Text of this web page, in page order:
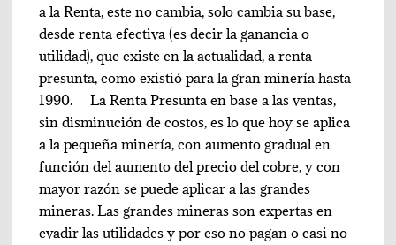
a la Renta, este no cambia, solo cambia su base,
desde renta efectiva (es decir la ganancia o
utilidad), que existe en la actualidad, a renta
presunta, como existió para la gran minería hasta
1990. La Renta Presunta en base a las ventas,
sin disminución de costos, es lo que hoy se aplica
a la pequeña minería, con aumento gradual en
función del aumento del precio del cobre, y con
mayor razón se puede aplicar a las grandes
mineras. Las grandes mineras son expertas en
evadir las utilidades y por eso no pagan o casi no